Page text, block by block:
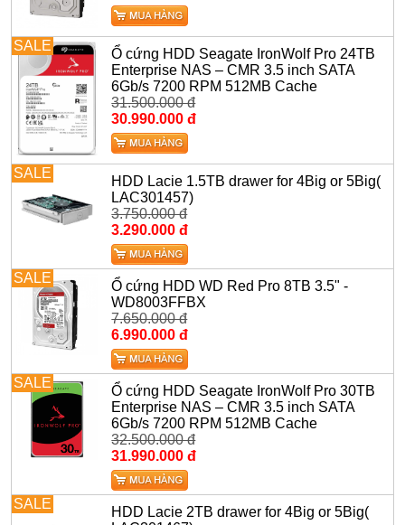
SALE
Ổ cứng HDD Seagate IronWolf Pro 24TB
Enterprise NAS – CMR 3.5 inch SATA
6Gb/s 7200 RPM 512MB Cache
31.500.000 đ
30.990.000 đ
SALE
HDD Lacie 1.5TB drawer for 4Big or 5Big(
LAC301457)
3.750.000 đ
3.290.000 đ
SALE
Ổ cứng HDD WD Red Pro 8TB 3.5" -
WD8003FFBX
7.650.000 đ
6.990.000 đ
SALE
Ổ cứng HDD Seagate IronWolf Pro 30TB
Enterprise NAS – CMR 3.5 inch SATA
6Gb/s 7200 RPM 512MB Cache
32.500.000 đ
31.990.000 đ
SALE
HDD Lacie 2TB drawer for 4Big or 5Big(